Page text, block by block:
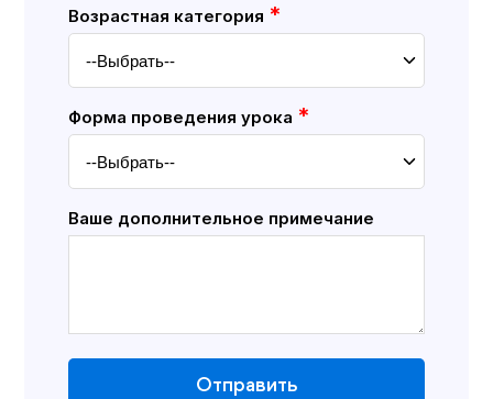
Возрастная категория *
Форма проведения урока *
Ваше дополнительное примечание
Отправить